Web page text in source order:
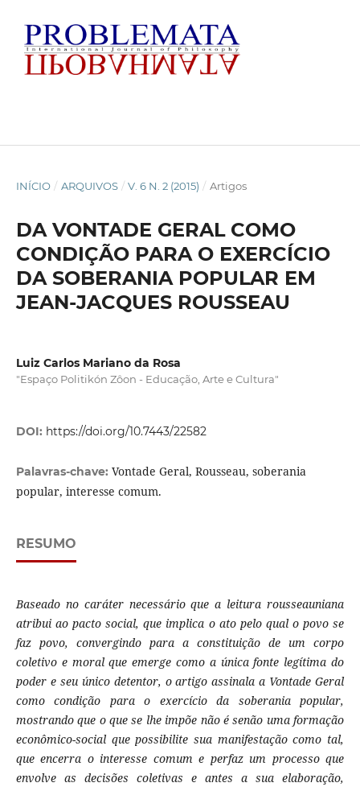
INÍCIO / ARQUIVOS / V. 6 N. 2 (2015) / Artigos
DA VONTADE GERAL COMO
CONDIÇÃO PARA O EXERCÍCIO
DA SOBERANIA POPULAR EM
JEAN-JACQUES ROUSSEAU
Luiz Carlos Mariano da Rosa
"Espaço Politikón Zôon - Educação, Arte e Cultura"
DOI: https://doi.org/10.7443/22582
Palavras-chave: Vontade Geral, Rousseau, soberania
popular, interesse comum.
RESUMO
Baseado no caráter necessário que a leitura rousseauniana
atribui ao pacto social, que implica o ato pelo qual o povo se
faz povo, convergindo para a constituição de um corpo
coletivo e moral que emerge como a única fonte legítima do
poder e seu único detentor, o artigo assinala a Vontade Geral
como condição para o exercício da soberania popular,
mostrando que o que se lhe impõe não é senão uma formação
econômico-social que possibilite sua manifestação como tal,
que encerra o interesse comum e perfaz um processo que
envolve as decisões coletivas e antes a sua elaboração,